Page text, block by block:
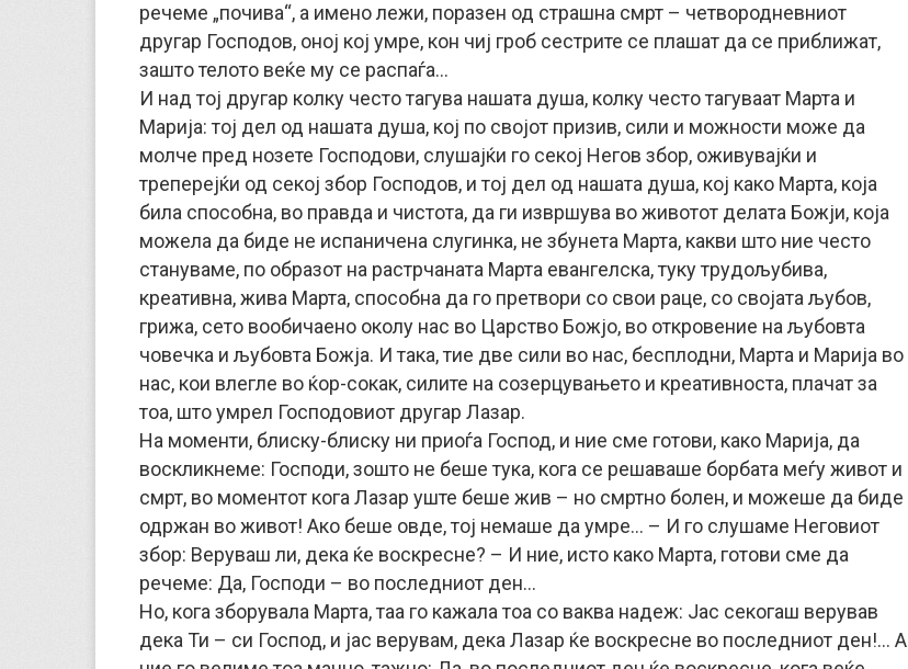
речеме „почива“, а имено лежи, поразен од страшна смрт – четвородневниот
другар Господов, оној кој умре, кон чиј гроб сестрите се плашат да се приближат,
зашто телото веќе му се распаѓа…
И над тој другар колку често тагува нашата душа, колку често тагуваат Марта и
Марија: тој дел од нашата душа, кој по својот призив, сили и можности може да
молче пред нозете Господови, слушајќи го секој Негов збор, оживувајќи и
треперејќи од секој збор Господов, и тој дел од нашата душа, кој како Марта, која
била способна, во правда и чистота, да ги извршува во животот делата Божји, која
можела да биде не испаничена слугинка, не збунета Марта, какви што ние често
стануваме, по образот на растрчаната Марта евангелска, туку трудољубива,
креативна, жива Марта, способна да го претвори со свои раце, со својата љубов,
грижа, сето вообичаено околу нас во Царство Божјо, во откровение на љубовта
човечка и љубовта Божја. И така, тие две сили во нас, бесплодни, Марта и Марија во
нас, кои влегле во ќор-сокак, силите на созерцувањето и креативноста, плачат за
тоа, што умрел Господовиот другар Лазар.
На моменти, блиску-блиску ни приоѓа Господ, и ние сме готови, како Марија, да
воскликнеме: Господи, зошто не беше тука, кога се решаваше борбата меѓу живот и
смрт, во моментот кога Лазар уште беше жив – но смртно болен, и можеше да биде
одржан во живот! Ако беше овде, тој немаше да умре… – И го слушаме Неговиот
збор: Веруваш ли, дека ќе воскресне? – И ние, исто како Марта, готови сме да
речеме: Да, Господи – во последниот ден…
Но, кога зборувала Марта, таа го кажала тоа со ваква надеж: Јас секогаш верував
дека Ти – си Господ, и јас верувам, дека Лазар ќе воскресне во последниот ден!… А